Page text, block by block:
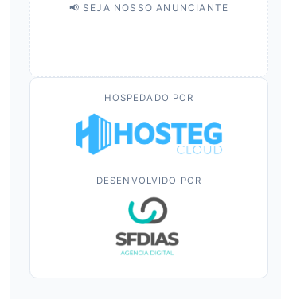
📢 SEJA NOSSO ANUNCIANTE
HOSPEDADO POR
DESENVOLVIDO POR